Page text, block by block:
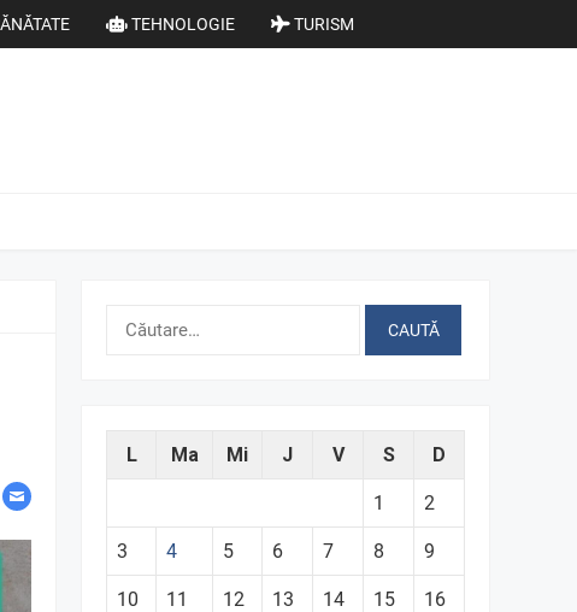
TEHNOLOGIE TURISM
Caută
L Ma Mi J V S D
1 2
3 4 5 6 7 8 9
10 11 12 13 14 15 16